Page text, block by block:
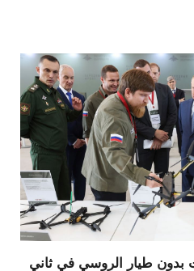
بدون طيار الروسي في ثاني